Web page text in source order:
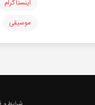
اینستاگرام
موسیقی